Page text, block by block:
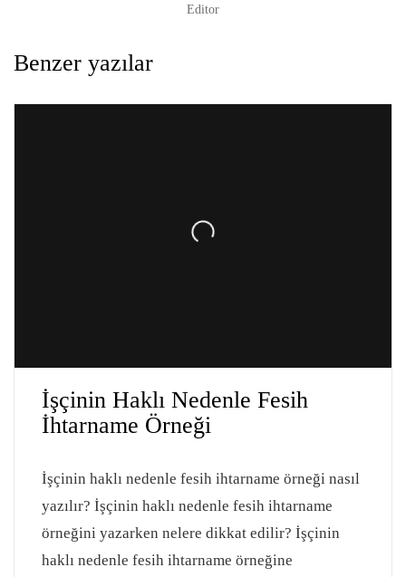
Editor
Benzer yazılar
İşçinin Haklı Nedenle Fesih
İhtarname Örneği
İşçinin haklı nedenle fesih ihtarname örneği nasıl
yazılır? İşçinin haklı nedenle fesih ihtarname
örneğini yazarken nelere dikkat edilir? İşçinin
haklı nedenle fesih ihtarname örneğine